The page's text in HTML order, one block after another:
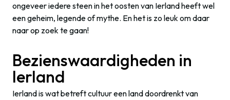
ongeveer iedere steen in het oosten van Ierland heeft wel
een geheim, legende of mythe. En het is zo leuk om daar
naar op zoek te gaan!
Bezienswaardigheden in
Ierland
Ierland is wat betreft cultuur een land doordrenkt van